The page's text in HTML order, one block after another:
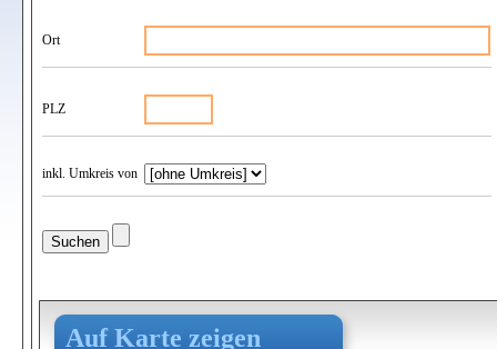
Ort
PLZ
inkl. Umkreis von
Auf Karte zeigen